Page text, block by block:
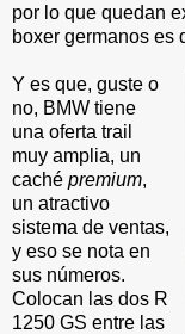
por lo que quedan
boxer germanos es
Y es que, guste o
no, BMW tiene
una oferta trail
muy amplia, un
caché premium,
un atractivo
sistema de ventas,
y eso se nota en
sus números.
Colocan las dos R
1250 GS entre las